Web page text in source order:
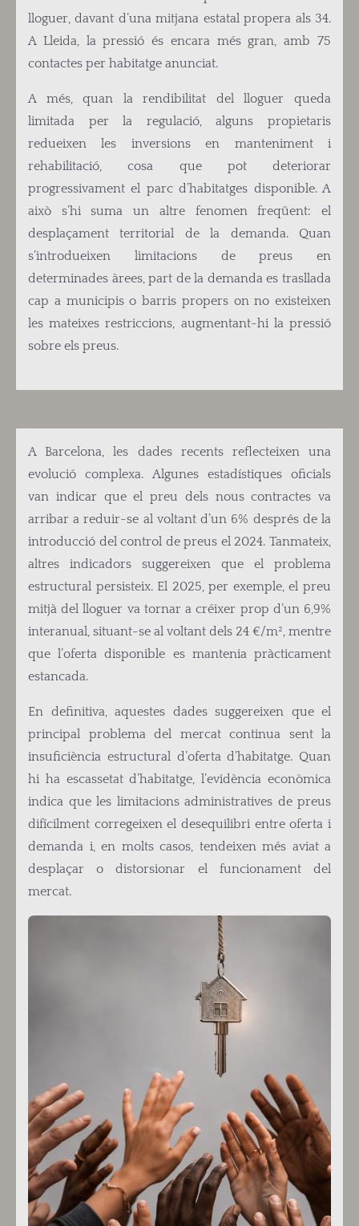
lloguer, davant d’una mitjana estatal propera als 34.
A Lleida, la pressió és encara més gran, amb 75
contactes per habitatge anunciat.
A més, quan la rendibilitat del lloguer queda
limitada per la regulació, alguns propietaris
redueixen les inversions en manteniment i
rehabilitació, cosa que pot deteriorar
progressivament el parc d’habitatges disponible. A
això s’hi suma un altre fenomen freqüent: el
desplaçament territorial de la demanda. Quan
s’introdueixen limitacions de preus en
determinades àrees, part de la demanda es trasllada
cap a municipis o barris propers on no existeixen
les mateixes restriccions, augmentant-hi la pressió
sobre els preus.
A Barcelona, les dades recents reflecteixen una
evolució complexa. Algunes estadístiques oficials
van indicar que el preu dels nous contractes va
arribar a reduir-se al voltant d’un 6% després de la
introducció del control de preus el 2024. Tanmateix,
altres indicadors suggereixen que el problema
estructural persisteix. El 2025, per exemple, el preu
mitjà del lloguer va tornar a créixer prop d’un 6,9%
interanual, situant-se al voltant dels 24 €/m², mentre
que l’oferta disponible es mantenia pràcticament
estancada.
En definitiva, aquestes dades suggereixen que el
principal problema del mercat continua sent la
insuficiència estructural d’oferta d’habitatge. Quan
hi ha escassetat d’habitatge, l’evidència econòmica
indica que les limitacions administratives de preus
difícilment corregeixen el desequilibri entre oferta i
demanda i, en molts casos, tendeixen més aviat a
desplaçar o distorsionar el funcionament del
mercat.